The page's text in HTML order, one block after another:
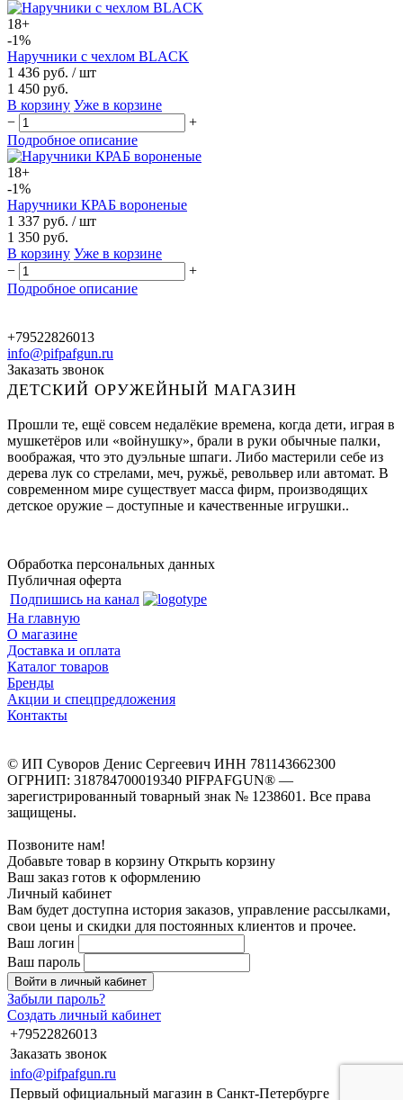
18+
-1%
Наручники с чехлом BLACK
1 436 руб. / шт
1 450 руб.
В корзину Уже в корзине
−
+
Подробное описание
18+
-1%
Наручники КРАБ вороненые
1 337 руб. / шт
1 350 руб.
В корзину Уже в корзине
−
+
Подробное описание
+79522826013
info@pifpafgun.ru
Заказать звонок
ДЕТСКИЙ ОРУЖЕЙНЫЙ МАГАЗИН
Прошли те, ещё совсем недалёкие времена, когда дети, играя в
мушкетёров или «войнушку», брали в руки обычные палки,
воображая, что это дуэльные шпаги. Либо мастерили себе из
дерева лук со стрелами, меч, ружьё, револьвер или автомат. В
современном мире существует масса фирм, производящих
детское оружие – доступные и качественные игрушки..
Обработка персональных данных
Публичная оферта
Подпишись на канал
На главную
О магазине
Доставка и оплата
Каталог товаров
Бренды
Акции и спецпредложения
Контакты
© ИП Суворов Денис Сергеевич ИНН 781143662300
ОГРНИП: 318784700019340 PIFPAFGUN® —
зарегистрированный товарный знак № 1238601. Все права
защищены.
Позвоните нам!
Добавьте товар в корзину Открыть корзину
Ваш заказ готов к оформлению
Личный кабинет
Вам будет доступна история заказов, управление рассылками,
свои цены и скидки для постоянных клиентов и прочее.
Ваш логин
Ваш пароль
Войти в личный кабинет
Забыли пароль?
Создать личный кабинет
+79522826013
Заказать звонок
info@pifpafgun.ru
Первый официальный магазин в Санкт-Петербурге